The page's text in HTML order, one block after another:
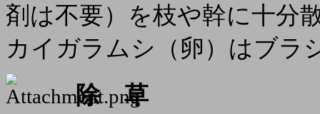
剤は不要）を枝や幹に十分
カイガラムシ（卵）はブラ
除 草